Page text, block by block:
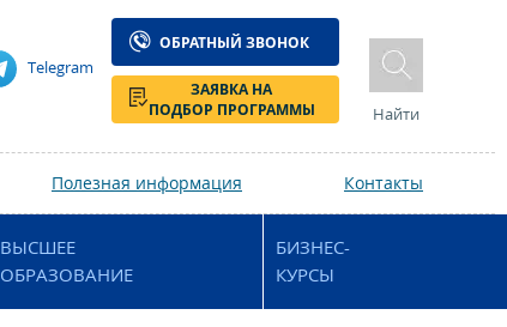
Telegram
ОБРАТНЫЙ ЗВОНОК
ЗАЯВКА НА
ПОДБОР ПРОГРАММЫ
Найти
Полезная информация Контакты
ВЫСШЕЕ
ОБРАЗОВАНИЕ
БИЗНЕС-
КУРСЫ